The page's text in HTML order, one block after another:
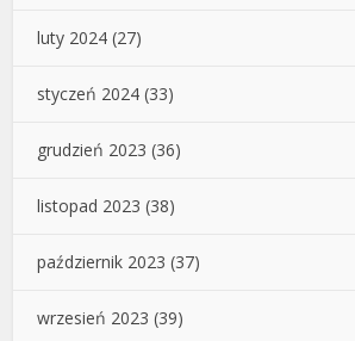
luty 2024 (27)
styczeń 2024 (33)
grudzień 2023 (36)
listopad 2023 (38)
październik 2023 (37)
wrzesień 2023 (39)